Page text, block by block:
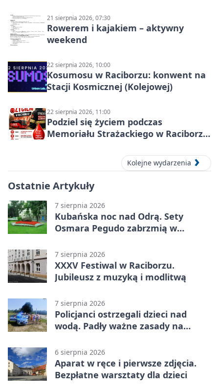
21 sierpnia 2026, 07:30
Rowerem i kajakiem – aktywny
weekend
22 sierpnia 2026, 10:00
Kosumosu w Raciborzu: konwent na
Stacji Kosmicznej (Kolejowej)
22 sierpnia 2026, 11:00
Podziel się życiem podczas
Memoriału Strażackiego w Raciborzu
Kolejne wydarzenia
Ostatnie Artykuły
7 sierpnia 2026
Kubańska noc nad Odrą. Sety
Osmara Pegudo zabrzmią w
7 sierpnia 2026
XXXV Festiwal w Raciborzu.
Jubileusz z muzyką i modlitwą
7 sierpnia 2026
Policjanci ostrzegali dzieci nad
wodą. Padły ważne zasady na
6 sierpnia 2026
Aparat w ręce i pierwsze zdjęcia.
Bezpłatne warsztaty dla dzieci